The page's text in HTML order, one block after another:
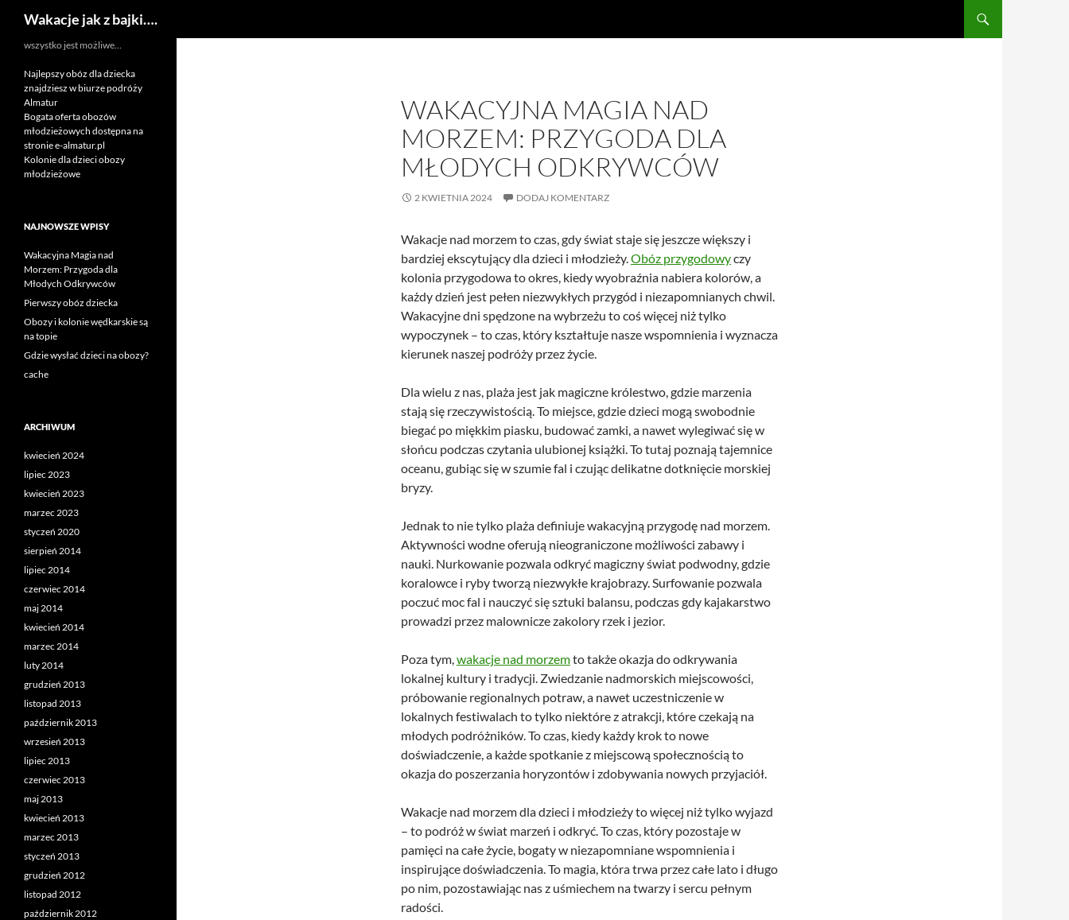
Przejdź
treści
Wakacje jak z bajki….
WAKACYJNA MAGIA NAD
MORZEM: PRZYGODA DLA
MŁODYCH ODKRYWCÓW
2 KWIETNIA 2024 DODAJ KOMENTARZ
Wakacje nad morzem to czas, gdy świat staje się jeszcze większy i
bardziej ekscytujący dla dzieci i młodzieży.Obóz przygodowyczy
kolonia przygodowa to okres, kiedy wyobraźnia nabiera kolorów, a
każdy dzień jest pełen niezwykłych przygód i niezapomnianych chwil.
Wakacyjne dni spędzone na wybrzeżu to coś więcej niż tylko
wypoczynek – to czas, który kształtuje nasze wspomnienia i wyznacza
kierunek naszej podróży przez życie.
Dla wielu z nas, plaża jest jak magiczne królestwo, gdzie marzenia
stają się rzeczywistością. To miejsce, gdzie dzieci mogą swobodnie
biegać po miękkim piasku, budować zamki, a nawet wylegiwać się w
słońcu podczas czytania ulubionej książki. To tutaj poznają tajemnice
oceanu, gubiąc się w szumie fal i czując delikatne dotknięcie morskiej
bryzy.
Jednak to nie tylko plaża definiuje wakacyjną przygodę nad morzem.
Aktywności wodne oferują nieograniczone możliwości zabawy i
nauki. Nurkowanie pozwala odkryć magiczny świat podwodny, gdzie
koralowce i ryby tworzą niezwykłe krajobrazy. Surfowanie pozwala
poczuć moc fal i nauczyć się sztuki balansu, podczas gdy kajakarstwo
prowadzi przez malownicze zakolory rzek i jezior.
Poza tym,wakacje nad morzemto także okazja do odkrywania
lokalnej kultury i tradycji. Zwiedzanie nadmorskich miejscowości,
próbowanie regionalnych potraw, a nawet uczestniczenie w
lokalnych festiwalach to tylko niektóre z atrakcji, które czekają na
młodych podróżników. To czas, kiedy każdy krok to nowe
doświadczenie, a każde spotkanie z miejscową społecznością to
okazja do poszerzania horyzontów i zdobywania nowych przyjaciół.
Wakacje nad morzem dla dzieci i młodzieży to więcej niż tylko wyjazd
– to podróż w świat marzeń i odkryć. To czas, który pozostaje w
pamięci na całe życie, bogaty w niezapomniane wspomnienia i
inspirujące doświadczenia. To magia, która trwa przez całe lato i długo
po nim, pozostawiając nas z uśmiechem na twarzy i sercu pełnym
radości.
wszystko jest możliwe…
Najlepszy obóz dla dziecka
znajdziesz w biurze podróży
Almatur
Bogata oferta obozów
młodzieżowych dostępna na
stronie e-almatur.pl
Kolonie dla dzieci obozy
młodzieżowe
NAJNOWSZE WPISY
Wakacyjna Magia nad
Morzem: Przygoda dla
Młodych Odkrywców
Pierwszy obóz dziecka
Obozy i kolonie wędkarskie są
na topie
Gdzie wysłać dzieci na obozy?
cache
ARCHIWUM
kwiecień 2024
lipiec 2023
kwiecień 2023
marzec 2023
styczeń 2020
sierpień 2014
lipiec 2014
czerwiec 2014
maj 2014
kwiecień 2014
marzec 2014
luty 2014
grudzień 2013
listopad 2013
październik 2013
wrzesień 2013
lipiec 2013
czerwiec 2013
maj 2013
kwiecień 2013
marzec 2013
styczeń 2013
grudzień 2012
listopad 2012
październik 2012